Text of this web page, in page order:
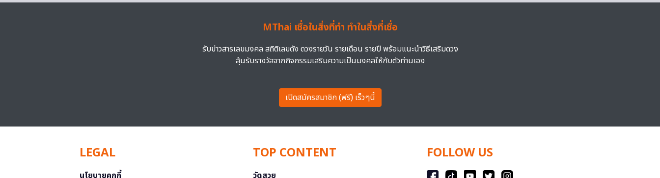
MThai เชื่อในสิ่งที่ทำ ทำในสิ่งที่เชื่อ
รับข่าวสารเลขมงคล สถิติเลขดัง ดวงรายวัน รายเดือน รายปี พร้อมแนะนำวิธีเสริมดวง
ลุ้นรับรางวัลจากกิจกรรมเสริมความเป็นมงคลให้กับตัวท่านเอง
เปิดสมัครสมาชิก (ฟรี) เร็วๆนี้
LEGAL
นโยบายคุกกี้
TOP CONTENT
วัดสวย
FOLLOW US